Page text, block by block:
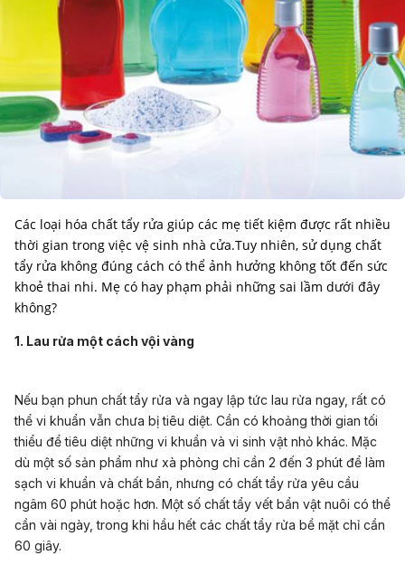
Các loại hóa chất tẩy rửa giúp các mẹ tiết kiệm được rất nhiều
thời gian trong việc vệ sinh nhà cửa.Tuy nhiên, sử dụng chất
tẩy rửa không đúng cách có thể ảnh hưởng không tốt đến sức
khoẻ thai nhi. Mẹ có hay phạm phải những sai lầm dưới đây
không?
1. Lau rửa một cách vội vàng
Nếu bạn phun chất tẩy rửa và ngay lập tức lau rửa ngay, rất có
thể vi khuẩn vẫn chưa bị tiêu diệt. Cần có khoảng thời gian tối
thiểu để tiêu diệt những vi khuẩn và vi sinh vật nhỏ khác. Mặc
dù một số sản phẩm như xà phòng chỉ cần 2 đến 3 phút để làm
sạch vi khuẩn và chất bẩn, nhưng có chất tẩy rửa yêu cầu
ngâm 60 phút hoặc hơn. Một số chất tẩy vết bẩn vật nuôi có thể
cần vài ngày, trong khi hầu hết các chất tẩy rửa bề mặt chỉ cần
60 giây.